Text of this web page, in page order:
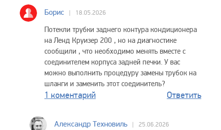
Борис 18.05.2026
Потекли трубки заднего контура кондиционера
на Ленд Круизер 200 , но на диагностике
сообщили , что необходимо менять вместе с
соединителем корпуса задней печки. У вас
можно выполнить процедуру замены трубок на
шланги и заменить этот соединитель?
1 коментарий Ответить
Александр Техновиль 25.06.2026